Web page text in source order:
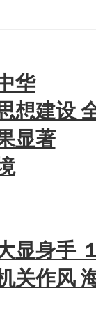
华
建设
显著
身手
作风